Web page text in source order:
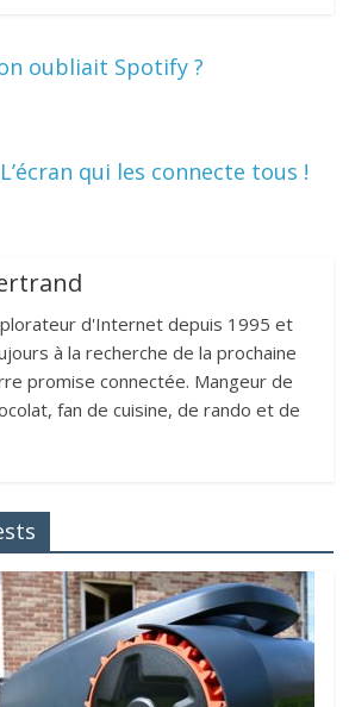
oubliait Spotify ?
L’écran qui les connecte tous !
d'Internet depuis 1995 et
à la recherche de la prochaine
promise connectée. Mangeur de
fan de cuisine, de rando et de